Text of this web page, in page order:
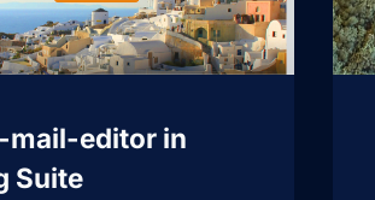
mail-editor in
Suite